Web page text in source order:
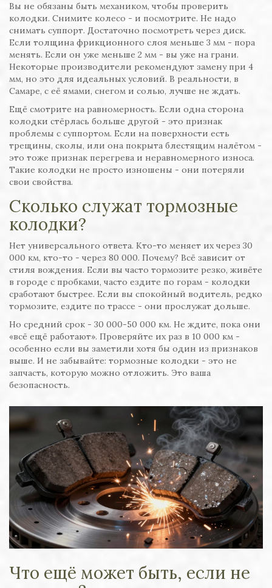
Вы не обязаны быть механиком, чтобы проверить
колодки. Снимите колесо - и посмотрите. Не надо
снимать суппорт. Достаточно посмотреть через диск.
Если толщина фрикционного слоя меньше 3 мм - пора
менять. Если он уже меньше 2 мм - вы уже на грани.
Некоторые производители рекомендуют замену при 4
мм, но это для идеальных условий. В реальности, в
Самаре, с её ямами, снегом и солью, лучше не ждать.
Ещё смотрите на равномерность. Если одна сторона
колодки стёрлась больше другой - это признак
проблемы с суппортом. Если на поверхности есть
трещины, сколы, или она покрыта блестящим налётом -
это тоже признак перегрева и неравномерного износа.
Такие колодки не просто изношены - они потеряли
свои свойства.
Сколько служат тормозные
колодки?
Нет универсального ответа. Кто-то меняет их через 30
000 км, кто-то - через 80 000. Почему? Всё зависит от
стиля вождения. Если вы часто тормозите резко, живёте
в городе с пробками, часто ездите по горам - колодки
сработают быстрее. Если вы спокойный водитель, редко
тормозите, ездите по трассе - они прослужат дольше.
Но средний срок - 30 000-50 000 км. Не ждите, пока они
«всё ещё работают». Проверяйте их раз в 10 000 км -
особенно если вы заметили хотя бы один из признаков
выше. И не забывайте: тормозные колодки - это не
запчасть, которую можно отложить. Это ваша
безопасность.
Что ещё может быть, если не